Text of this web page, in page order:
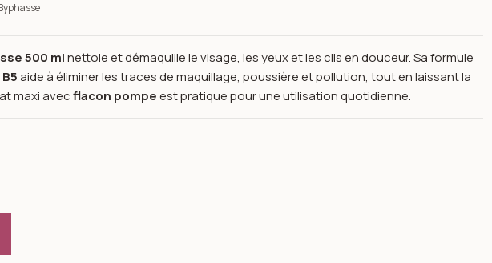
500 mlnettoie et démaquille le visage, les yeux et les cils en douceur. Sa formule
aide à éliminer les traces de maquillage, poussière et pollution, tout en laissant la
maxi avecflacon pompeest pratique pour une utilisation quotidienne.